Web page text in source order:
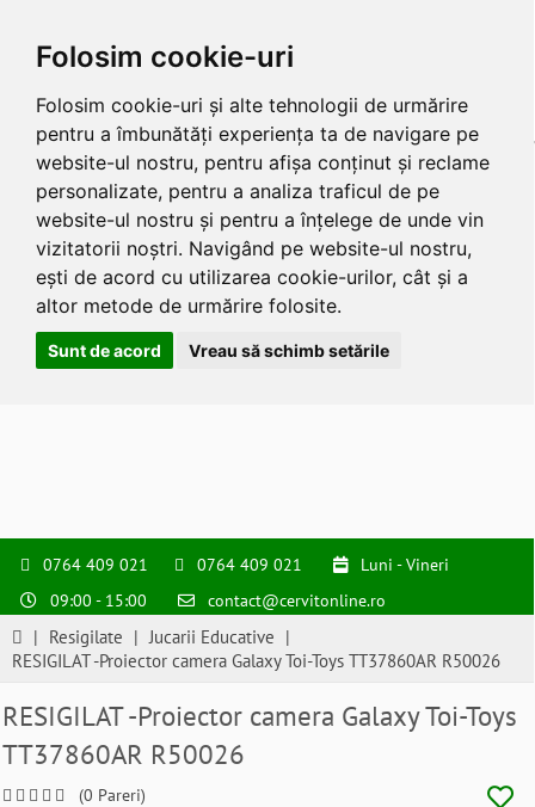
Folosim cookie-uri
Folosim cookie-uri și alte tehnologii de urmărire
pentru a îmbunătăți experiența ta de navigare pe
website-ul nostru, pentru afișa conținut și reclame
personalizate, pentru a analiza traficul de pe
website-ul nostru și pentru a înțelege de unde vin
vizitatorii noștri. Navigând pe website-ul nostru,
ești de acord cu utilizarea cookie-urilor, cât și a
altor metode de urmărire folosite.
Sunt de acord Vreau să schimb setările
0764 409 021 0764 409 021
Luni - Vineri
09:00 - 15:00
contact@cervitonline.ro
| Resigilate | Jucarii Educative |
RESIGILAT -Proiector camera Galaxy Toi-Toys TT37860AR R50026
RESIGILAT -Proiector camera Galaxy Toi-Toys
TT37860AR R50026
(0 Pareri)